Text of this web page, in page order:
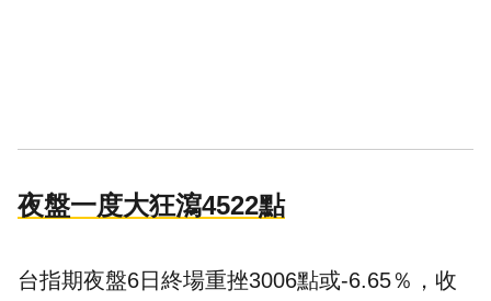
夜盤一度大狂瀉4522點
台指期夜盤6日終場重挫3006點或-6.65％，收